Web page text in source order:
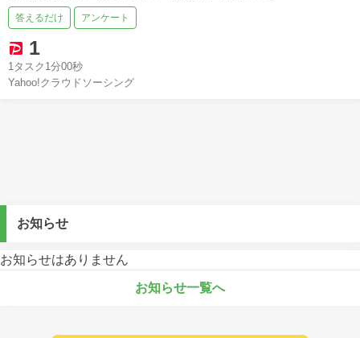
答えるだけ アンケート
1
1タスク1分00秒
Yahoo!クラウドソーシング
お知らせ
お知らせはありません
お知らせ一覧へ